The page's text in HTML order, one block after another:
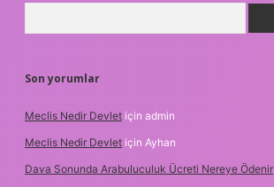
Son yorumlar
Meclis Nedir Devlet için admin
Meclis Nedir Devlet için Ayhan
Dava Sonunda Arabuluculuk Ücreti Nereye Ödenir